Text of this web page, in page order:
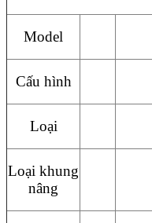
Model
Cấu hình
Loại
Loại khung
nâng